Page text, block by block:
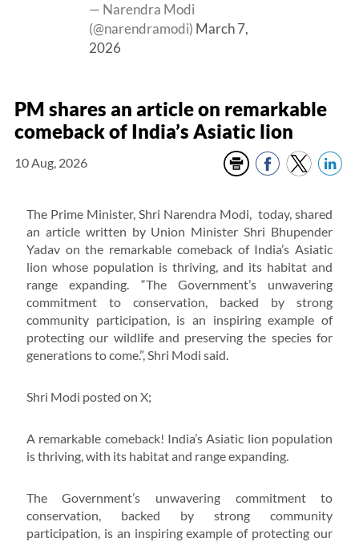
— Narendra Modi
(@narendramodi) March 7,
2026
PM shares an article on remarkable
comeback of India’s Asiatic lion
10 Aug, 2026
The Prime Minister, Shri Narendra Modi, today, shared
an article written by Union Minister Shri Bhupender
Yadav on the remarkable comeback of India’s Asiatic
lion whose population is thriving, and its habitat and
range expanding. “The Government’s unwavering
commitment to conservation, backed by strong
community participation, is an inspiring example of
protecting our wildlife and preserving the species for
generations to come.”, Shri Modi said.
Shri Modi posted on X;
A remarkable comeback! India’s Asiatic lion population
is thriving, with its habitat and range expanding.
The Government’s unwavering commitment to
conservation, backed by strong community
participation, is an inspiring example of protecting our